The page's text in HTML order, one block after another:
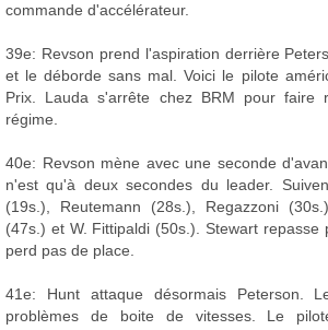
commande d'accélérateur.
39e: Revson prend l'aspiration derrière
et le déborde sans mal. Voici le pilote
Prix. Lauda s'arrête chez BRM pour faire
régime.
40e: Revson mène avec une seconde
n'est qu'à deux secondes du leader.
(19s.), Reutemann (28s.), Regazzoni
(47s.) et W. Fittipaldi (50s.). Stewart repasse
perd pas de place.
41e: Hunt attaque désormais Peterson.
problèmes de boite de vitesses. Le